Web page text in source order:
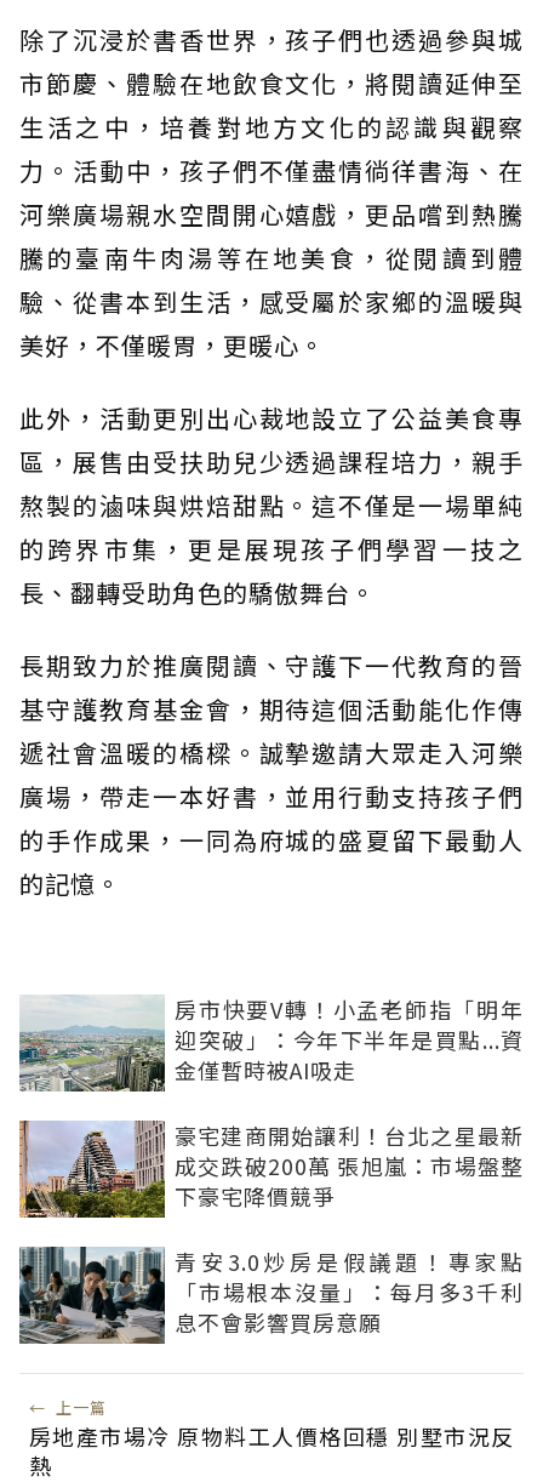
除了沉浸於書香世界，孩子們也透過參與城
市節慶、體驗在地飲食文化，將閱讀延伸至
生活之中，培養對地方文化的認識與觀察
力。活動中，孩子們不僅盡情徜徉書海、在
河樂廣場親水空間開心嬉戲，更品嚐到熱騰
騰的臺南牛肉湯等在地美食，從閱讀到體
驗、從書本到生活，感受屬於家鄉的溫暖與
美好，不僅暖胃，更暖心。
此外，活動更別出心裁地設立了公益美食專
區，展售由受扶助兒少透過課程培力，親手
熬製的滷味與烘焙甜點。這不僅是一場單純
的跨界市集，更是展現孩子們學習一技之
長、翻轉受助角色的驕傲舞台。
長期致力於推廣閱讀、守護下一代教育的晉
基守護教育基金會，期待這個活動能化作傳
遞社會溫暖的橋樑。誠摯邀請大眾走入河樂
廣場，帶走一本好書，並用行動支持孩子們
的手作成果，一同為府城的盛夏留下最動人
的記憶。
房市快要V轉！小孟老師指「明年
迎突破」：今年下半年是買點...資
金僅暫時被AI吸走
豪宅建商開始讓利！台北之星最新
成交跌破200萬 張旭嵐：市場盤整
下豪宅降價競爭
青安3.0炒房是假議題！專家點
「市場根本沒量」：每月多3千利
息不會影響買房意願
← 上一篇
房地產市場冷 原物料工人價格回穩 別墅市況反
熱